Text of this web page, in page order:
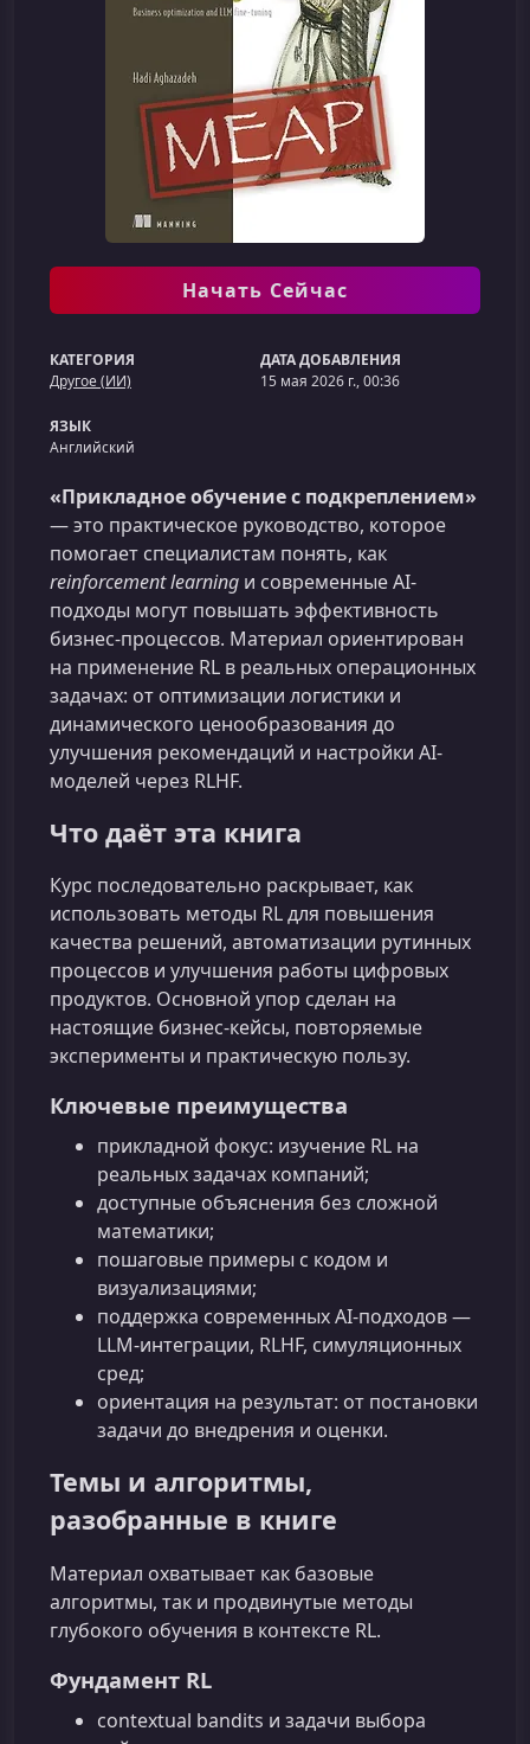
Начать Сейчас
КАТЕГОРИЯ
Другое (ИИ)
ДАТА ДОБАВЛЕНИЯ
15 мая 2026 г., 00:36
ЯЗЫК
Английский
«Прикладное обучение с подкреплением»
— это практическое руководство, которое
помогает специалистам понять, как
reinforcement learning и современные AI-
подходы могут повышать эффективность
бизнес-процессов. Материал ориентирован
на применение RL в реальных операционных
задачах: от оптимизации логистики и
динамического ценообразования до
улучшения рекомендаций и настройки AI-
моделей через RLHF.
Что даёт эта книга
Курс последовательно раскрывает, как
использовать методы RL для повышения
качества решений, автоматизации рутинных
процессов и улучшения работы цифровых
продуктов. Основной упор сделан на
настоящие бизнес-кейсы, повторяемые
эксперименты и практическую пользу.
Ключевые преимущества
прикладной фокус: изучение RL на
реальных задачах компаний;
доступные объяснения без сложной
математики;
пошаговые примеры с кодом и
визуализациями;
поддержка современных AI-подходов —
LLM-интеграции, RLHF, симуляционных
сред;
ориентация на результат: от постановки
задачи до внедрения и оценки.
Темы и алгоритмы,
разобранные в книге
Материал охватывает как базовые
алгоритмы, так и продвинутые методы
глубокого обучения в контексте RL.
Фундамент RL
contextual bandits и задачи выбора